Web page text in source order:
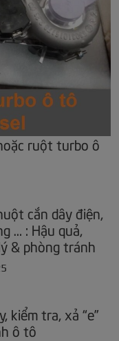
ruột turbo ô
cắn dây điện,
… : Hậu quả,
& phòng tránh
kiểm tra, xả “e”
ô tô